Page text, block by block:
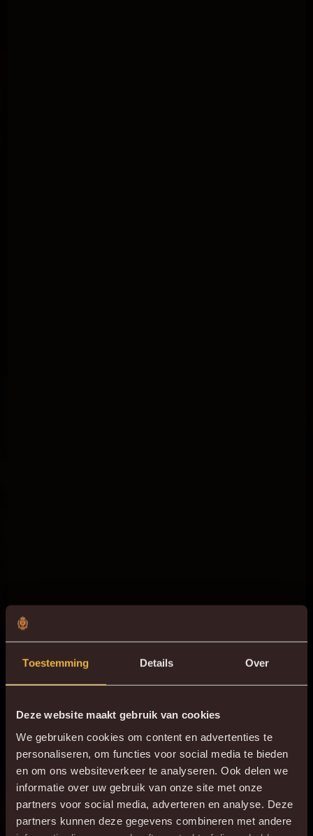
Toestemming Details Over
Deze website maakt gebruik van cookies
We gebruiken cookies om content en advertenties te
personaliseren, om functies voor social media te bieden
en om ons websiteverkeer te analyseren. Ook delen we
informatie over uw gebruik van onze site met onze
partners voor social media, adverteren en analyse. Deze
partners kunnen deze gegevens combineren met andere